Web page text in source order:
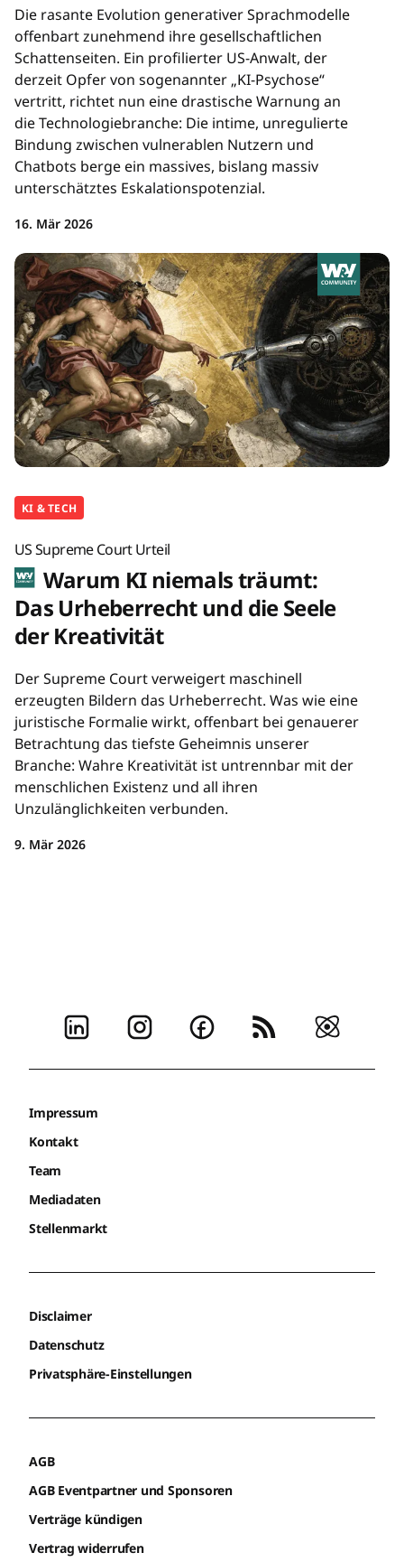
Die rasante Evolution generativer Sprachmodelle
offenbart zunehmend ihre gesellschaftlichen
Schattenseiten. Ein profilierter US-Anwalt, der
derzeit Opfer von sogenannter „KI-Psychose“
vertritt, richtet nun eine drastische Warnung an
die Technologiebranche: Die intime, unregulierte
Bindung zwischen vulnerablen Nutzern und
Chatbots berge ein massives, bislang massiv
unterschätztes Eskalationspotenzial.
16. Mär 2026
KI & TECH
US Supreme Court Urteil
Warum KI niemals träumt:
Das Urheberrecht und die Seele
der Kreativität
Der Supreme Court verweigert maschinell
erzeugten Bildern das Urheberrecht. Was wie eine
juristische Formalie wirkt, offenbart bei genauerer
Betrachtung das tiefste Geheimnis unserer
Branche: Wahre Kreativität ist untrennbar mit der
menschlichen Existenz und all ihren
Unzulänglichkeiten verbunden.
9. Mär 2026
Impressum
Kontakt
Team
Mediadaten
Stellenmarkt
Disclaimer
Datenschutz
Privatsphäre-Einstellungen
AGB
AGB Eventpartner und Sponsoren
Verträge kündigen
Vertrag widerrufen